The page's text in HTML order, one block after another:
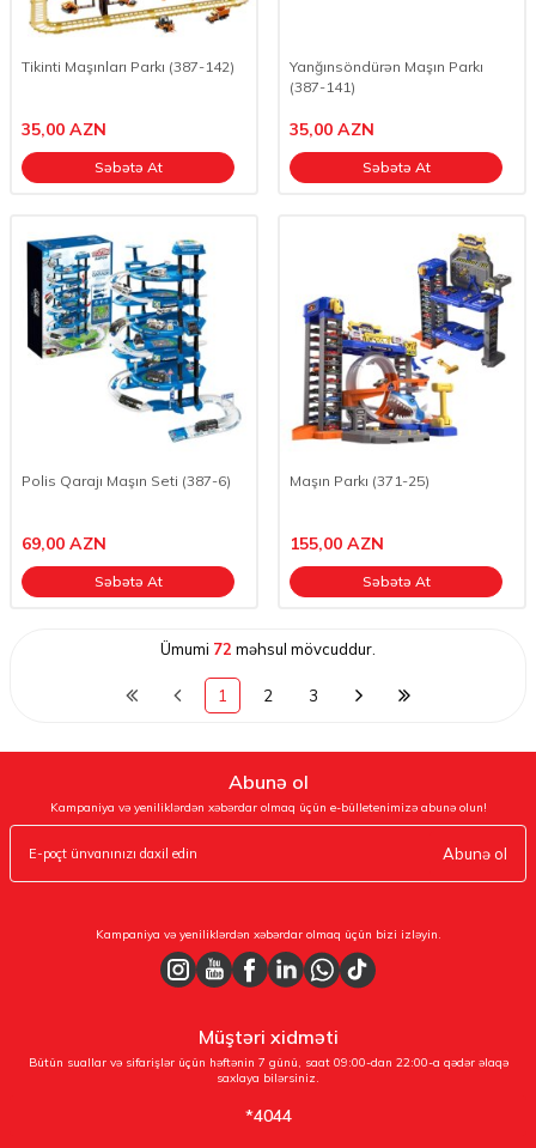
Tikinti Maşınları Parkı (387-142)
35,00 AZN
Səbətə At
Yanğınsöndürən Maşın Parkı
(387-141)
35,00 AZN
Səbətə At
Polis Qarajı Maşın Seti (387-6)
69,00 AZN
Səbətə At
Maşın Parkı (371-25)
155,00 AZN
Səbətə At
Ümumi 72 məhsul mövcuddur.
1 2 3
Abunə ol
Kampaniya və yeniliklərdən xəbərdar olmaq üçün e-bülletenimizə abunə olun!
Abunə ol
Kampaniya və yeniliklərdən xəbərdar olmaq üçün bizi izləyin.
Müştəri xidməti
Bütün suallar və sifarişlər üçün həftənin 7 günü, saat 09:00-dan 22:00-a qədər əlaqə
saxlaya bilərsiniz.
*4044